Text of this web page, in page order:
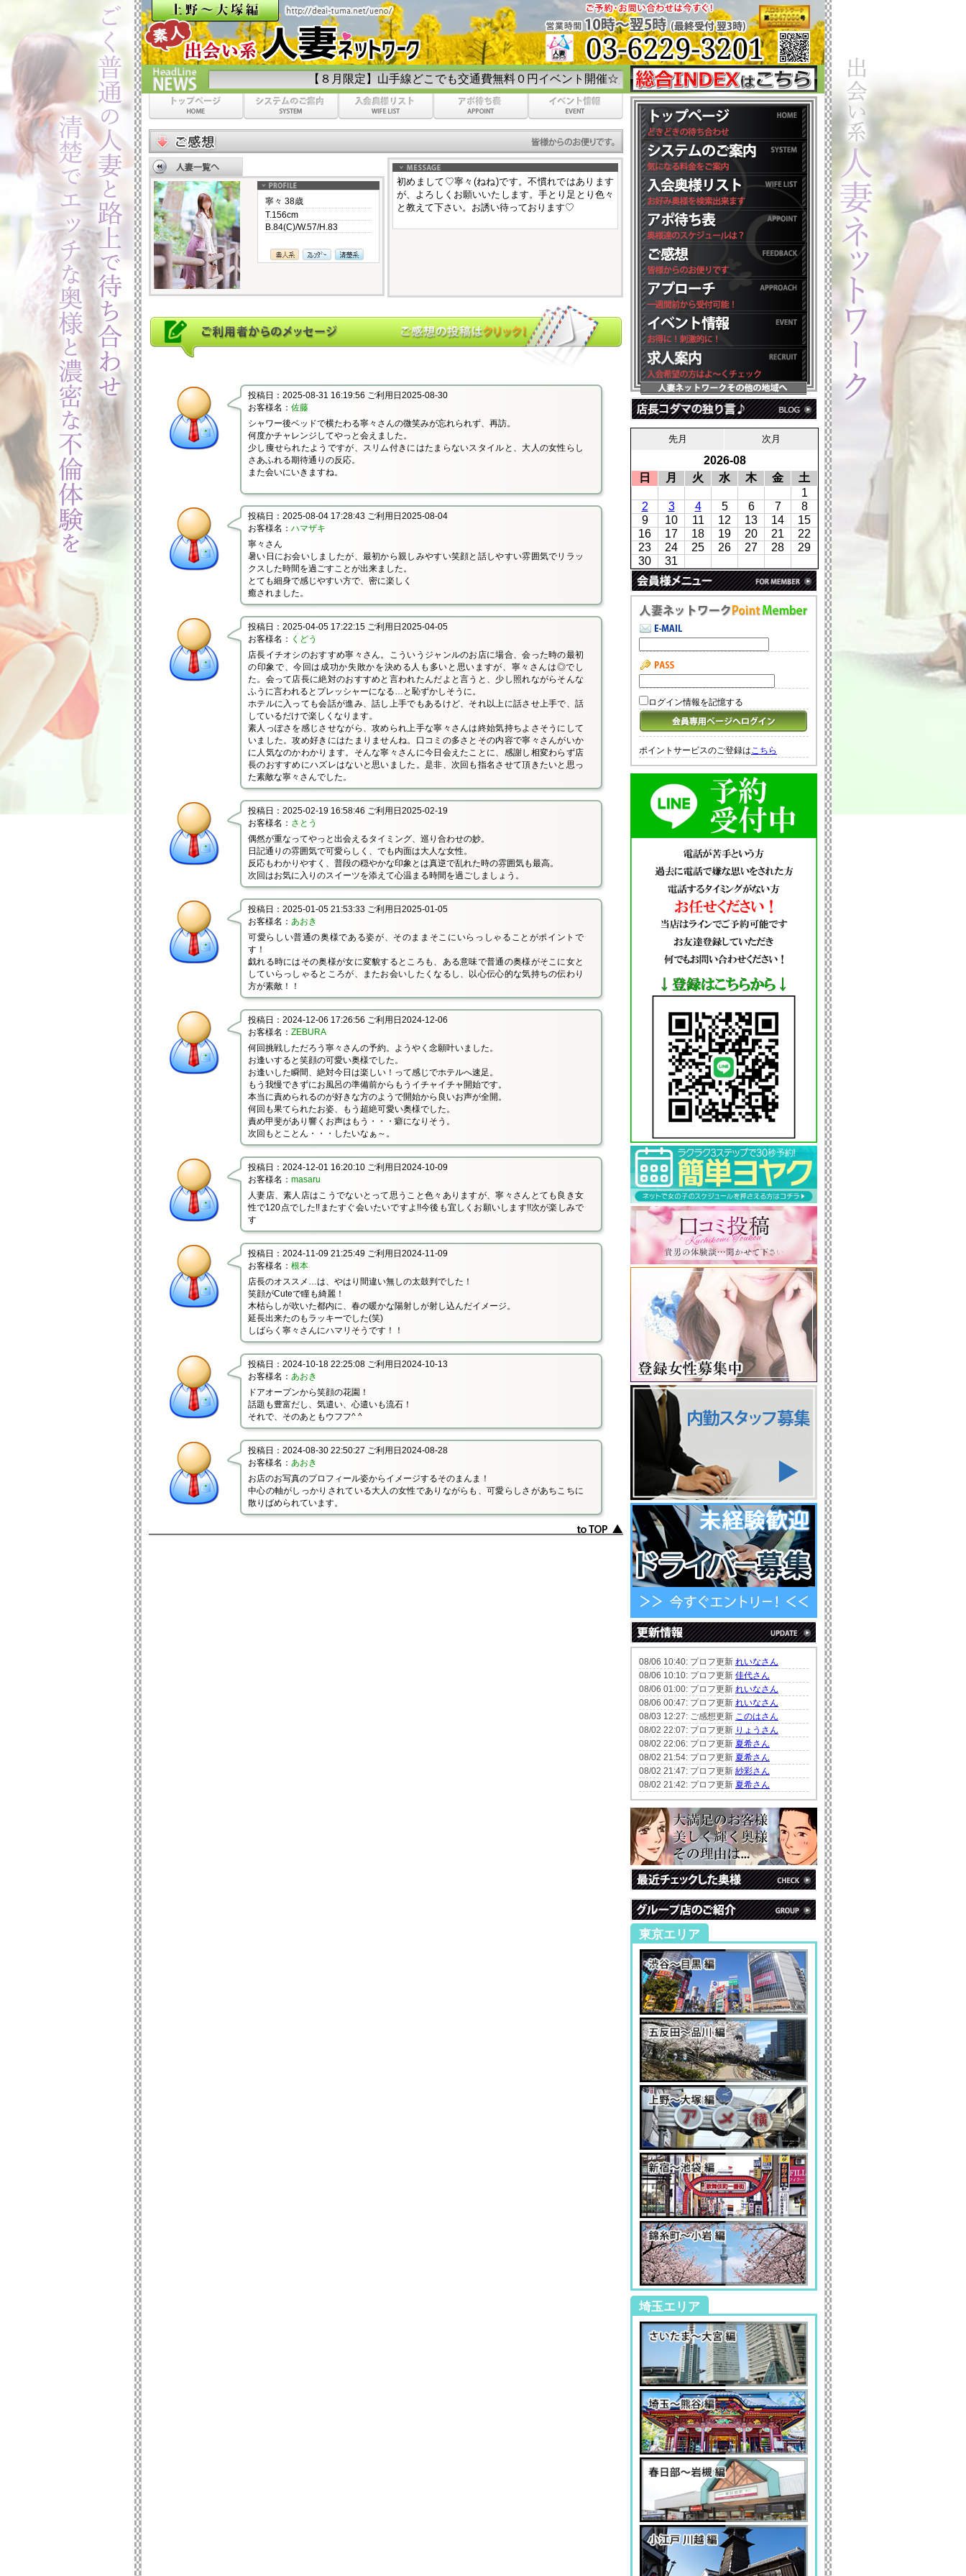
【８月限定】山手線どこでも交通費無料０円イベント開催☆彡
寧々 38歳
T.156cm
B.84(C)/W.57/H.83
初めまして♡寧々(ねね)です。不慣れではあります
が、よろしくお願いいたします。手とり足とり色々
と教えて下さい。お誘い待っております♡
投稿日：2025-08-31 16:19:56 ご利用日2025-08-30
お客様名： 佐藤
シャワー後ベッドで横たわる寧々さんの微笑みが忘れられず、再訪。
何度かチャレンジしてやっと会えました。
少し痩せられたようですが、スリム付きにはたまらないスタイルと、大人の女性らし
さあふれる期待通りの反応。
また会いにいきますね。
投稿日：2025-08-04 17:28:43 ご利用日2025-08-04
お客様名： ハマザキ
寧々さん
暑い日にお会いしましたが、最初から親しみやすい笑顔と話しやすい雰囲気でリラッ
クスした時間を過ごすことが出来ました。
とても細身で感じやすい方で、密に楽しく
癒されました。
投稿日：2025-04-05 17:22:15 ご利用日2025-04-05
お客様名： くどう
店長イチオシのおすすめ寧々さん。こういうジャンルのお店に場合、会った時の最初
の印象で、今回は成功か失敗かを決める人も多いと思いますが、寧々さんは◎でし
た。会って店長に絶対のおすすめと言われたんだよと言うと、少し照れながらそんな
ふうに言われるとプレッシャーになる…と恥ずかしそうに。
ホテルに入っても会話が進み、話し上手でもあるけど、それ以上に話させ上手で、話
しているだけで楽しくなります。
素人っぽさを感じさせながら、攻められ上手な寧々さんは終始気持ちよさそうにして
いました。攻め好きにはたまりませんね。口コミの多さとその内容で寧々さんがいか
に人気なのかわかります。そんな寧々さんに今日会えたことに、感謝し相変わらず店
長のおすすめにハズレはないと思いました。是非、次回も指名させて頂きたいと思っ
た素敵な寧々さんでした。
投稿日：2025-02-19 16:58:46 ご利用日2025-02-19
お客様名： さとう
偶然が重なってやっと出会えるタイミング、巡り合わせの妙。
日記通りの雰囲気で可愛らしく、でも内面は大人な女性。
反応もわかりやすく、普段の穏やかな印象とは真逆で乱れた時の雰囲気も最高。
次回はお気に入りのスイーツを添えて心温まる時間を過ごしましょう。
投稿日：2025-01-05 21:53:33 ご利用日2025-01-05
お客様名： あおき
可愛らしい普通の奥様である姿が、そのままそこにいらっしゃることがポイントで
す！
戯れる時にはその奥様が女に変貌するところも、ある意味で普通の奥様がそこに女と
していらっしゃるところが、またお会いしたくなるし、以心伝心的な気持ちの伝わり
方が素敵！！
投稿日：2024-12-06 17:26:56 ご利用日2024-12-06
お客様名： ZEBURA
何回挑戦しただろう寧々さんの予約。ようやく念願叶いました。
お逢いすると笑顔の可愛い奥様でした。
お逢いした瞬間、絶対今日は楽しい！って感じでホテルへ速足。
もう我慢できずにお風呂の準備前からもうイチャイチャ開始です。
本当に責められるのが好きな方のようで開始から良いお声が全開。
何回も果てられたお姿、もう超絶可愛い奥様でした。
責め甲斐があり響くお声はもう・・・癖になりそう。
次回もとことん・・・したいなぁ～。
投稿日：2024-12-01 16:20:10 ご利用日2024-10-09
お客様名： masaru
人妻店、素人店はこうでないとって思うこと色々ありますが、寧々さんとても良き女
性で120点でした!!またすぐ会いたいですよ!!今後も宜しくお願いします!!次が楽しみで
す
投稿日：2024-11-09 21:25:49 ご利用日2024-11-09
お客様名： 根本
店長のオススメ…は、やはり間違い無しの太鼓判でした！
笑顔がCuteで瞳も綺麗！
木枯らしが吹いた都内に、春の暖かな陽射しが射し込んだイメージ。
延長出来たのもラッキーでした(笑)
しばらく寧々さんにハマリそうです！！
投稿日：2024-10-18 22:25:08 ご利用日2024-10-13
お客様名： あおき
ドアオープンから笑顔の花園！
話題も豊富だし、気遣い、心遣いも流石！
それで、そのあともウフフ^ ^
投稿日：2024-08-30 22:50:27 ご利用日2024-08-28
お客様名： あおき
お店のお写真のプロフィール姿からイメージするそのまんま！
中心の軸がしっかりされている大人の女性でありながらも、可愛らしさがあちこちに
散りばめられています。
先月 次月
2026-08
日
月 火 水 木 金
土
1
2
3 4 5 6 7
8
9
10 11 12 13 14
15
16
17 18 19 20 21
22
23
24 25 26 27 28
29
30
31
ログイン情報を記憶する
ポイントサービスのご登録はこちら
08/06 10:40: プロフ更新 れいなさん
08/06 10:10: プロフ更新 佳代さん
08/06 01:00: プロフ更新 れいなさん
08/06 00:47: プロフ更新 れいなさん
08/03 12:27: ご感想更新 このはさん
08/02 22:07: プロフ更新 りょうさん
08/02 22:06: プロフ更新 夏希さん
08/02 21:54: プロフ更新 夏希さん
08/02 21:47: プロフ更新 紗彩さん
08/02 21:42: プロフ更新 夏希さん
東京エリア
埼玉エリア